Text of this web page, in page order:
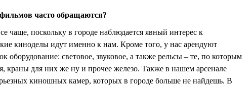
часто обращаются?
чаще, поскольку в городе наблюдается явный интерес к
киноделы идут именно к нам. Кроме того, у нас арендуют
оборудование: световое, звуковое, а также рельсы – те, по которым
краны для них же ну и прочее железо. Также в нашем арсенале
киношных камер, которых в городе больше не найдешь. В